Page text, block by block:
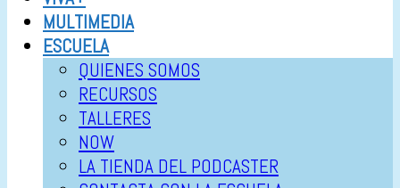
MULTIMEDIA
ESCUELA
QUIENES SOMOS
RECURSOS
TALLERES
NOW
LA TIENDA DEL PODCASTER